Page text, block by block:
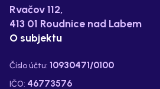
Rvačov 112,
413 01 Roudnice nad Labem
O subjektu
Číslo účtu: 10930471/0100
IČO: 46773576